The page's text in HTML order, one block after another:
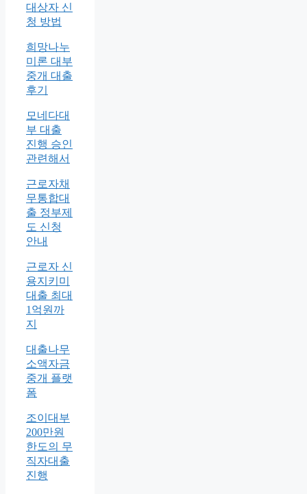
대상자 신
청 방법
희망나누
미론 대부
중개 대출
후기
모네다대
부 대출
진행 승인
관련해서
근로자채
무통합대
출 정부제
도 신청
안내
근로자 신
용지키미
대출 최대
1억원까
지
대출나무
소액자금
중개 플랫
폼
조이대부
200만원
한도의 무
직자대출
진행